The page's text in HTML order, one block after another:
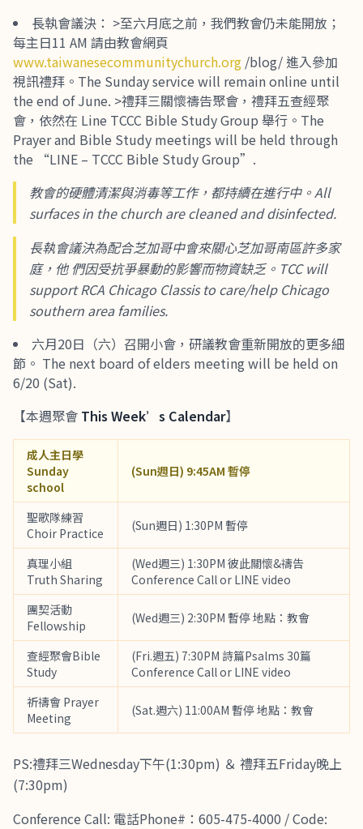
長執會議決： >至六月底之前，我們教會仍未能開放；
每主日11 AM 請由教會網頁
www.taiwanesecommunitychurch.org /blog/ 進入參加
視訊禮拜。The Sunday service will remain online until
the end of June. >禮拜三關懷禱告聚會，禮拜五查經聚
會，依然在 Line TCCC Bible Study Group 舉行。The
Prayer and Bible Study meetings will be held through
the “LINE – TCCC Bible Study Group”.
教會的硬體清潔與消毒等工作，都持續在進行中。All
surfaces in the church are cleaned and disinfected.
長執會議決為配合芝加哥中會來關心芝加哥南區許多家
庭，他 們因受抗爭暴動的影響而物資缺乏。TCC will
support RCA Chicago Classis to care/help Chicago
southern area families.
六月20日（六）召開小會，研議教會重新開放的更多細
節。 The next board of elders meeting will be held on
6/20 (Sat).
【本週聚會 This Week’s Calendar】
成人主日學
Sunday
school
(Sun週日) 9:45AM 暫停
聖歌隊練習
Choir Practice
(Sun週日) 1:30PM 暫停
真理小組
Truth Sharing
(Wed週三) 1:30PM 彼此關懷&禱告
Conference Call or LINE video
團契活動
Fellowship
(Wed週三) 2:30PM 暫停 地點：教會
查經聚會Bible
Study
(Fri.週五) 7:30PM 詩篇Psalms 30篇
Conference Call or LINE video
祈禱會 Prayer
Meeting
(Sat.週六) 11:00AM 暫停 地點：教會
PS:禮拜三Wednesday下午(1:30pm) ＆ 禮拜五Friday晚上
(7:30pm)
Conference Call: 電話Phone#：605-475-4000 / Code: